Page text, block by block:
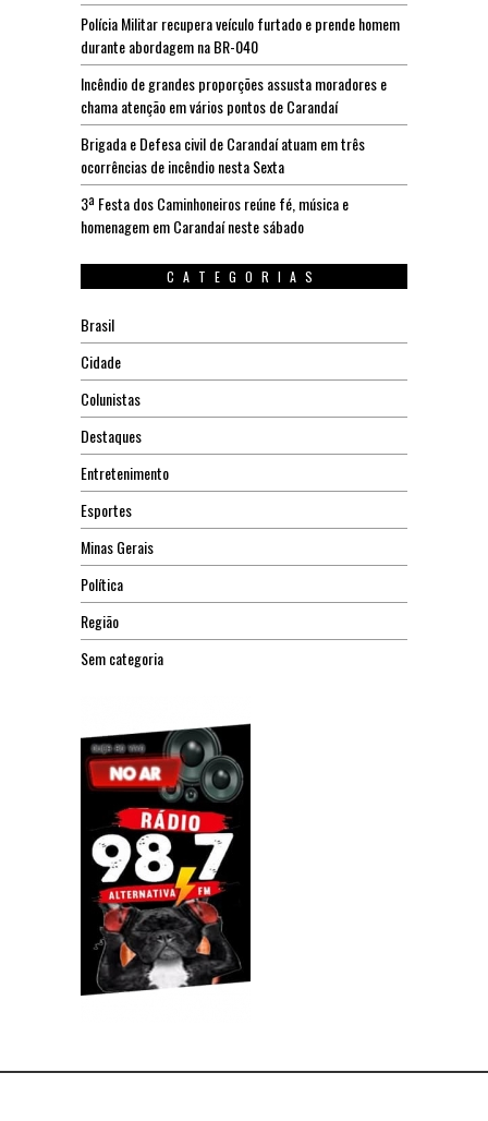
Polícia Militar recupera veículo furtado e prende homem
durante abordagem na BR-040
Incêndio de grandes proporções assusta moradores e
chama atenção em vários pontos de Carandaí
Brigada e Defesa civil de Carandaí atuam em três
ocorrências de incêndio nesta Sexta
3ª Festa dos Caminhoneiros reúne fé, música e
homenagem em Carandaí neste sábado
CATEGORIAS
Brasil
Cidade
Colunistas
Destaques
Entretenimento
Esportes
Minas Gerais
Política
Região
Sem categoria